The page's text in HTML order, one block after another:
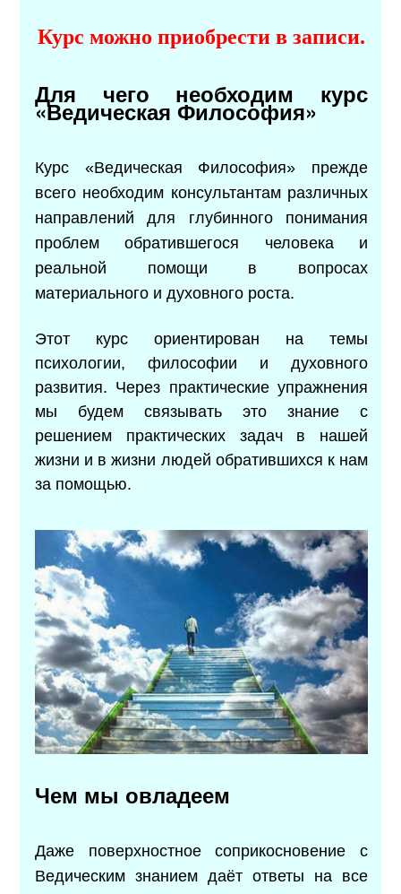
Курс можно приобрести в записи.
Для чего необходим курс
«Ведическая Философия»
Курс «Ведическая Философия» прежде
всего необходим консультантам различных
направлений для глубинного понимания
проблем обратившегося человека и
реальной помощи в вопросах
материального и духовного роста.
Этот курс ориентирован на темы
психологии, философии и духовного
развития. Через практические упражнения
мы будем связывать это знание с
решением практических задач в нашей
жизни и в жизни людей обратившихся к нам
за помощью.
Чем мы овладеем
Даже поверхностное соприкосновение с
Ведическим знанием даёт ответы на все